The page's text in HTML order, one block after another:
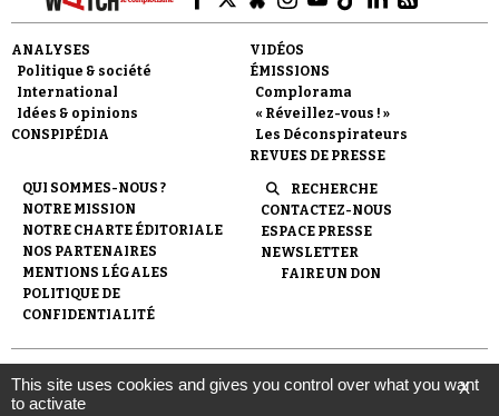
Faire un don
Demander à Vera
ANALYSES
Politique & société
International
Idées & opinions
CONSPIPÉDIA
VIDÉOS
ÉMISSIONS
Complorama
« Réveillez-vous ! »
Les Déconspirateurs
REVUES DE PRESSE
QUI SOMMES-NOUS ?
NOTRE MISSION
NOTRE CHARTE ÉDITORIALE
NOS PARTENAIRES
MENTIONS LÉGALES
POLITIQUE DE
CONFIDENTIALITÉ
RECHERCHE
CONTACTEZ-NOUS
ESPACE PRESSE
NEWSLETTER
FAIRE UN DON
© 2007- 2026 Conspiracy Watch | Une réalisation de
l'Observatoire du conspirationnisme (association loi de 1901) avec
le soutien de la Fondation pour la Mémoire de la Shoah.
X
This site uses cookies and gives you control over what you want
to activate